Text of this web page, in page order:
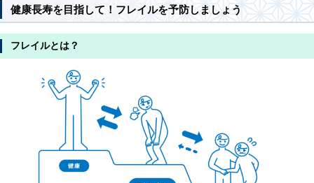
健康長寿を目指して！フレイルを予防しましょう
フレイルとは？